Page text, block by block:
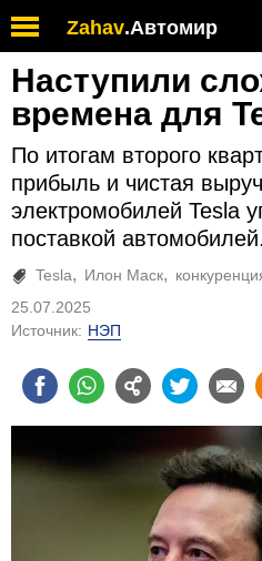
Zahav.Автомир
Наступили
времена для
По итогам второго
прибыль и чистая
электромобилей Tesla
поставкой автомобилей.
Tesla Илон Маск
25.07.2025
Источник: НЭП